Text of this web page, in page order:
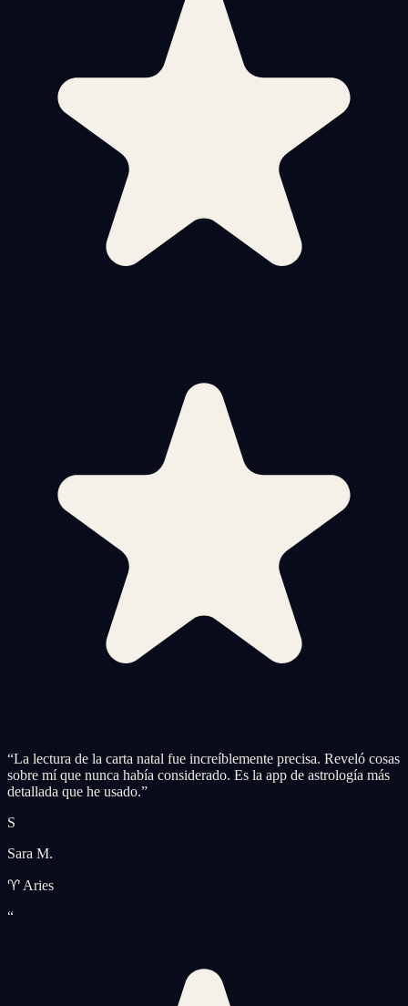
“La lectura de la carta natal fue increíblemente precisa. Reveló cosas
sobre mí que nunca había considerado. Es la app de astrología más
detallada que he usado.”
S
Sara M.
♈ Aries
“